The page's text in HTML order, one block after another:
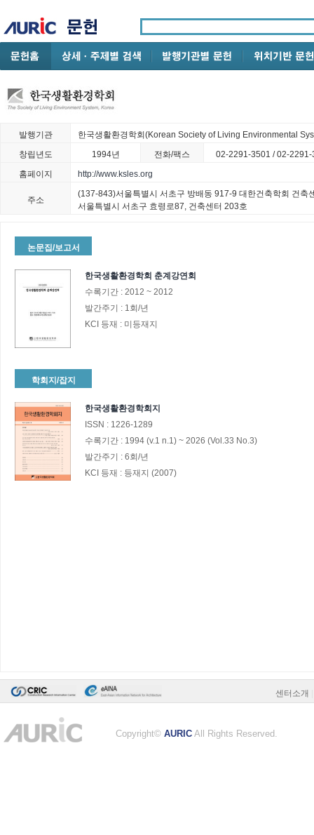
발행기관
한국생활환경학회(Korean Society of Living Environmental
창립년도
1994년 전화/팩스
02-2291-3501 / 02-2291-
홈페이지
http://www.ksles.org
주소
(137-843)서울특별시 서초구 방배동 917-9 대한건축학회 건축
서울특별시 서초구 효령로87, 건축센터 203호
논문집/보고서
한국생활환경학회 춘계강연회
수록기간 : 2012 ~ 2012
발간주기 : 1회/년
KCI 등재 : 미등재지
학회지/잡지
한국생활환경학회지
ISSN : 1226-1289
수록기간 : 1994 (v.1 n.1) ~ 2026 (Vol.33 No.3)
발간주기 : 6회/년
KCI 등재 : 등재지 (2007)
센터소개
Copyright© AURIC All Rights Reserved.